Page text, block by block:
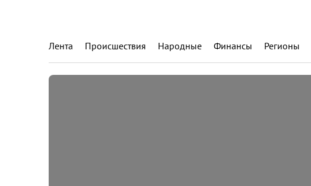
Лента Происшествия Народные Финансы Регионы